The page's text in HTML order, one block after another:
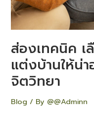
ส่องเทคนิค เ
แต่งบ้านให้น่
จิตวิทยา
Blog / By @@Adminn
ด้วย
ทฤษฎี
จิตวิทยา